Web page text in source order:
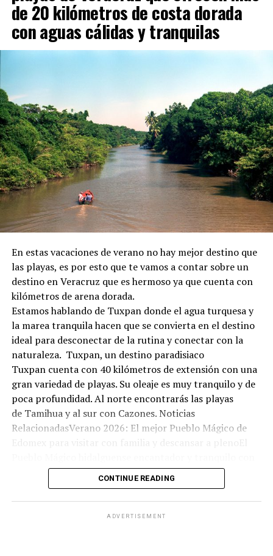
de 20 kilómetros de costa dorada
con aguas cálidas y tranquilas
En estas vacaciones de verano no hay mejor destino que
las playas, es por esto que te vamos a contar sobre un
destino en Veracruz que es hermoso ya que cuenta con
kilómetros de arena dorada.
Estamos hablando de Tuxpan donde el agua turquesa y
la marea tranquila hacen que se convierta en el destino
ideal para desconectar de la rutina y conectar con la
naturaleza. Tuxpan, un destino paradisiaco
Tuxpan cuenta con 40 kilómetros de extensión con una
gran variedad de playas. Su oleaje es muy tranquilo y de
poca profundidad. Al norte encontrarás las playas
de Tamihua y al sur con Cazones. Noticias
RelacionadasVerano 2026: El mejor Pueblo Mágico de
olor a bosque: ideal para una escapada económica este
fin de semanaEl bello Pueblo Mágico en Hidalgo con
arquitectura antigua, aguas termales y manantiales:
ideal para visitar este domingo 07 de junioNadar no es la
CONTINUE READING
ADVERTISEMENT